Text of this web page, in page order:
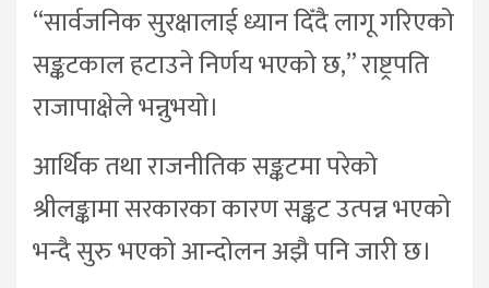
“सार्वजनिक सुरक्षालाई ध्यान दिँदै लागू गरिएको
सङ्कटकाल हटाउने निर्णय भएको छ,” राष्ट्रपति
राजापाक्षेले भन्नुभयो।
आर्थिक तथा राजनीतिक सङ्कटमा परेको
श्रीलङ्कामा सरकारका कारण सङ्कट उत्पन्न भएको
भन्दै सुरु भएको आन्दोलन अझै पनि जारी छ।